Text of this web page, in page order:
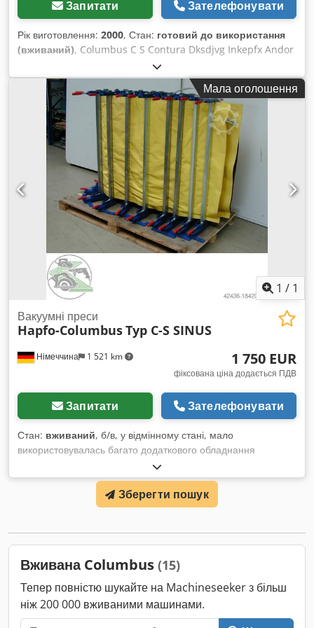
Hjfx Andekr Місцезнаходження: Ріт
Запитати Зателефонувати
Рік виготовлення: 2000, Стан: готовий до використання
(вживаний), Columbus C S Contura Dksdjvg Inkepfx Andor
постійно еластична пресова подушка для будь-якого
шпонового преса 2200 x 1000 мм
Мала оголошення
1 / 1
Німеччина 1 521 km
Вакуумні преси
Hapfo-ColumbusTyp C-S SINUS
1 750 EUR
фіксована ціна додається ПДВ
Запитати Зателефонувати
Стан: вживаний, б/в, у відмінному стані, мало
використовувалась багато додаткового обладнання
очищена, перевірена на працездатність Виробник: Hapfo-
Columbus Модель: C-S SINUS - Вакуумна технологія для
індивідуального формованого склеювання та формованого
шпонування - C-S SINUS ідеально підходить для простого й
простих профілів і вигинів із використанням стандартних
шпонів або пластикових покриттів - За допомогою C-S
SINUS можна швидко й ефективно склеювати великі
формовані деталі, такі як барні стійки, прилавки, без
Зберегти пошук
Вживана Columbus (15)
Тепер повністю шукайте на Machineseeker з більш
ніж 200 000 вживаними машинами.